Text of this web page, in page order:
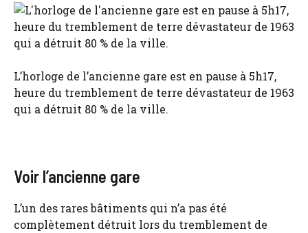
L’horloge de l’ancienne gare est en pause à 5h17,
heure du tremblement de terre dévastateur de 1963
qui a détruit 80 % de la ville.
Voir l’ancienne gare
L’un des rares bâtiments qui n’a pas été
complètement détruit lors du tremblement de